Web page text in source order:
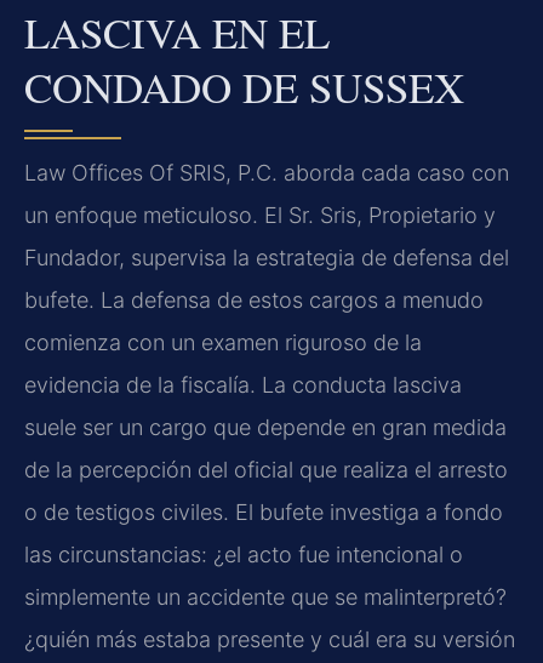
LASCIVA EN EL
CONDADO DE SUSSEX
Law Offices Of SRIS, P.C. aborda cada caso con
un enfoque meticuloso. El Sr. Sris, Propietario y
Fundador, supervisa la estrategia de defensa del
bufete. La defensa de estos cargos a menudo
comienza con un examen riguroso de la
evidencia de la fiscalía. La conducta lasciva
suele ser un cargo que depende en gran medida
de la percepción del oficial que realiza el arresto
o de testigos civiles. El bufete investiga a fondo
las circunstancias: ¿el acto fue intencional o
simplemente un accidente que se malinterpretó?
¿quién más estaba presente y cuál era su versión